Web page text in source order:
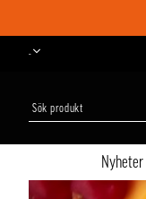
-
Nyheter